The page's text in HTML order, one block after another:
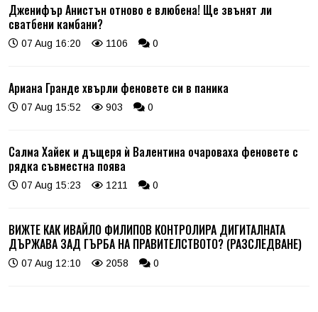
Дженифър Анистън отново е влюбена! Ще звънят ли
сватбени камбани?
07 Aug 16:20 1106 0
Ариана Гранде хвърли феновете си в паника
07 Aug 15:52 903 0
Салма Хайек и дъщеря ѝ Валентина очароваха феновете с
рядка съвместна поява
07 Aug 15:23 1211 0
ВИЖТЕ КАК ИВАЙЛО ФИЛИПОВ КОНТРОЛИРА ДИГИТАЛНАТА
ДЪРЖАВА ЗАД ГЪРБА НА ПРАВИТЕЛСТВОТО? (РАЗСЛЕДВАНЕ)
07 Aug 12:10 2058 0